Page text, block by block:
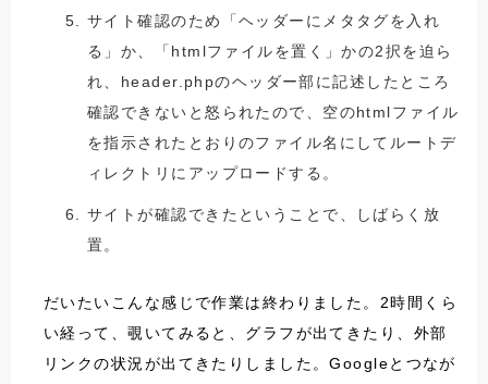
サイト確認のため「ヘッダーにメタタグを入れ
る」か、「htmlファイルを置く」かの2択を迫ら
れ、header.phpのヘッダー部に記述したところ
確認できないと怒られたので、空のhtmlファイル
を指示されたとおりのファイル名にしてルートデ
ィレクトリにアップロードする。
サイトが確認できたということで、しばらく放
置。
だいたいこんな感じで作業は終わりました。2時間くら
い経って、覗いてみると、グラフが出てきたり、外部
リンクの状況が出てきたりしました。Googleとつなが